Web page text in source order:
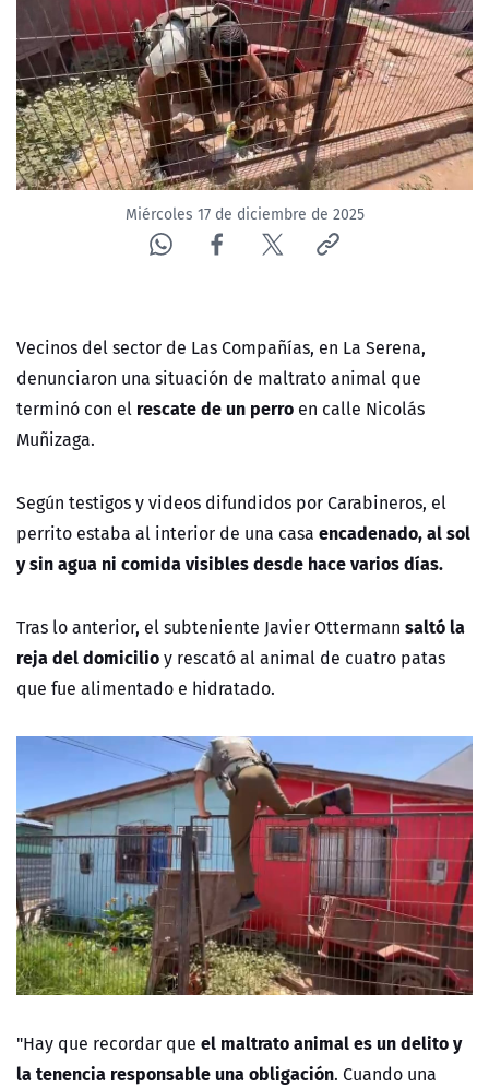
ACTUALIDAD Y TENDENCIAS
CORPORATIVO Y TRANSPARENCIA
CANAL DE DENUNCIAS
ÁREA DE PROYECTOS
Miércoles 17 de diciembre de 2025
Vecinos del sector de Las Compañías, en La Serena,
denunciaron una situación de maltrato animal que
terminó con el rescate de un perro en calle Nicolás
Muñizaga.
Según testigos y videos difundidos por Carabineros, el
perrito estaba al interior de una casa encadenado, al sol
y sin agua ni comida visibles desde hace varios días.
Tras lo anterior, el subteniente Javier Ottermann saltó la
reja del domicilioy rescató al animal de cuatro patas
que fue alimentado e hidratado.
"Hay que recordar que el maltrato animal es un delito y
la tenencia responsable una obligación. Cuando una